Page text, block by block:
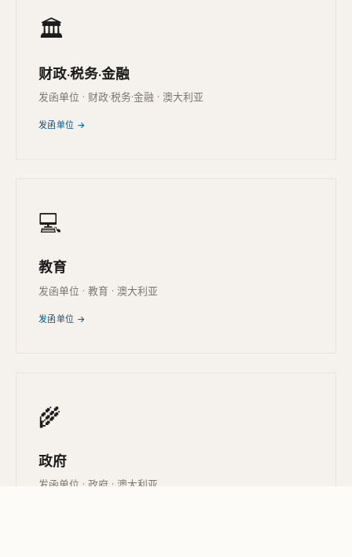
🏛
财政·税务·金融
发函单位 · 财政·税务·金融 · 澳大利亚
发函单位 →
💻
教育
发函单位 · 教育 · 澳大利亚
发函单位 →
🌾
政府
发函单位 · 政府 · 澳大利亚